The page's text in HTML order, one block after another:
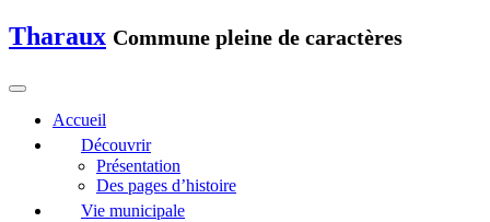
Tharaux Commune pleine de caractères
Accueil
Découvrir
Présentation
Des pages d’histoire
Vie municipale